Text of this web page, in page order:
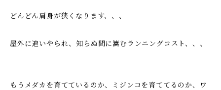
どんどん肩身が狭くなります、、、
屋外に追いやられ、知らぬ間に嵩むランニングコスト、、、
もうメダカを育てているのか、ミジンコを育ててるのか、ワ